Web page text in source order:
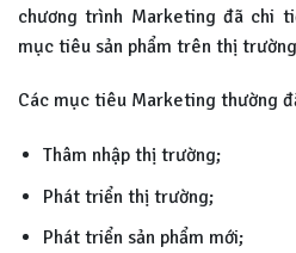
chương trình Marketing đã chi
mục tiêu sản phẩm trên thị
Các mục tiêu Marketing thường
Thâm nhập thị trường;
Phát triển thị trường;
Phát triển sản phẩm mới;